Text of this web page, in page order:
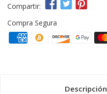
Compartir:
Compra Segura
Descripción